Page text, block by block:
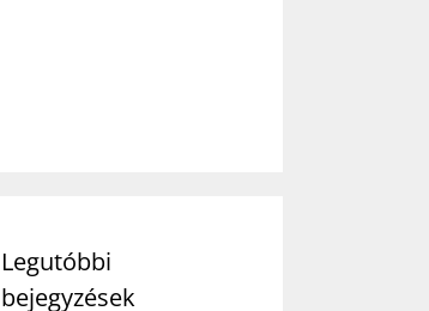
Legutóbbi
bejegyzések